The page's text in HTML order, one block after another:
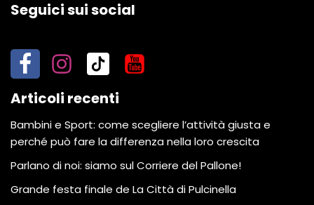
Seguici sui social
Articoli recenti
Bambini e Sport: come scegliere l’attività giusta e
perché può fare la differenza nella loro crescita
Parlano di noi: siamo sul Corriere del Pallone!
Grande festa finale de La Città di Pulcinella